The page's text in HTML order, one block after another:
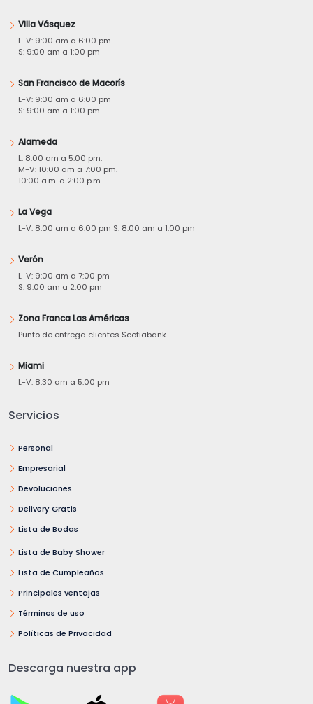
Villa Vásquez
L-V: 9:00 am a 6:00 pm
S: 9:00 am a 1:00 pm
San Francisco de Macorís
L-V: 9:00 am a 6:00 pm
S: 9:00 am a 1:00 pm
Alameda
L: 8:00 am a 5:00 pm.
M-V: 10:00 am a 7:00 pm.
10:00 a.m. a 2:00 p.m.
La Vega
L-V: 8:00 am a 6:00 pm S: 8:00 am a 1:00 pm
Verón
L-V: 9:00 am a 7:00 pm
S: 9:00 am a 2:00 pm
Zona Franca Las Américas
Punto de entrega clientes Scotiabank
Miami
L-V: 8:30 am a 5:00 pm
Servicios
Personal
Empresarial
Devoluciones
Delivery Gratis
Lista de Bodas
Lista de Baby Shower
Lista de Cumpleaños
Principales ventajas
Términos de uso
Políticas de Privacidad
Descarga nuestra app